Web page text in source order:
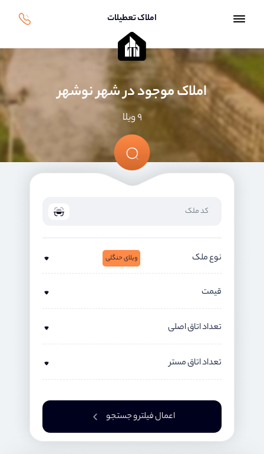
املاک تعطیلات
املاک موجود در شهر نوشهر
۹ ویلا
نوع ملک ویلای حنگلی
قیمت
تعداد اتاق اصلی
تعداد اتاق مستر
اعمال فیلتر و جستجو